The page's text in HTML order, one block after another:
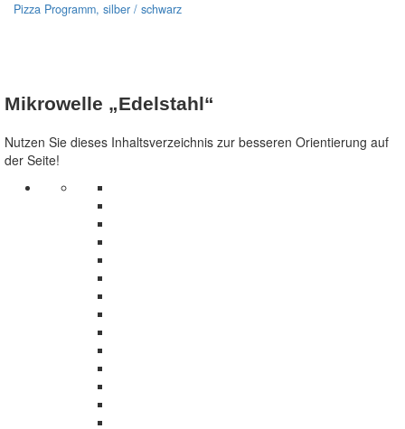
Pizza Programm, silber / schwarz
Mikrowelle „Edelstahl“
Nutzen Sie dieses Inhaltsverzeichnis zur besseren Orientierung auf
der Seite!